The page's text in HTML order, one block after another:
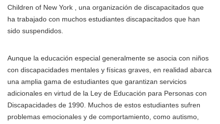
Children of New York , una organización de discapacitados que
ha trabajado con muchos estudiantes discapacitados que han
sido suspendidos.
Aunque la educación especial generalmente se asocia con niños
con discapacidades mentales y físicas graves, en realidad abarca
una amplia gama de estudiantes que garantizan servicios
adicionales en virtud de la Ley de Educación para Personas con
Discapacidades de 1990. Muchos de estos estudiantes sufren
problemas emocionales y de comportamiento, como autismo,